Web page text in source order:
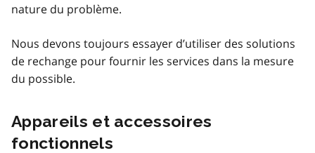
nature du problème.
Nous devons toujours essayer d’utiliser des solutions
de rechange pour fournir les services dans la mesure
du possible.
Appareils et accessoires
fonctionnels